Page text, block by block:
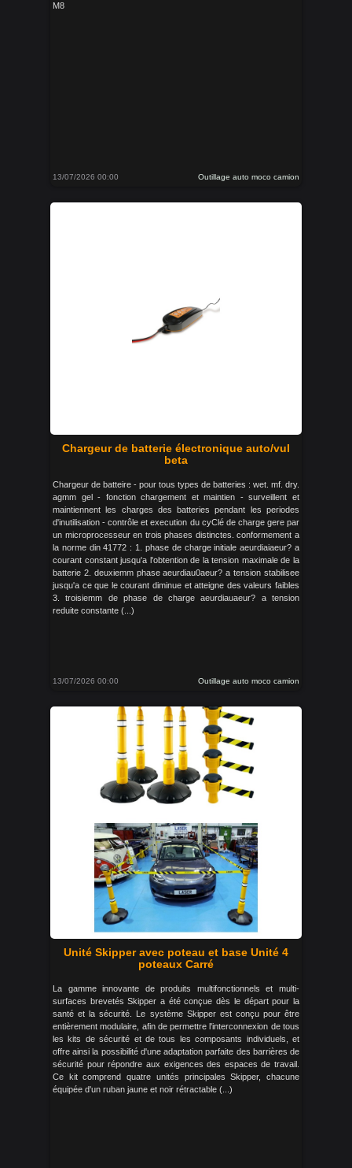
M8
13/07/2026 00:00 Outillage auto moco camion
Chargeur de batterie électronique auto/vul
beta
Chargeur de batteire - pour tous types de batteries : wet. mf. dry.
agmm gel - fonction chargement et maintien - surveillent et
maintiennent les charges des batteries pendant les periodes
d'inutilisation - contrôle et execution du cyClé de charge gere par
un microprocesseur en trois phases distinctes. conformement a
la norme din 41772 : 1. phase de charge initiale aeurdiaiaeur? a
courant constant jusqu'a l'obtention de la tension maximale de la
batterie 2. deuxiemm phase aeurdiau0aeur? a tension stabilisee
jusqu'a ce que le courant diminue et atteigne des valeurs faibles
3. troisiemm de phase de charge aeurdiauaeur? a tension
reduite constante (...)
13/07/2026 00:00 Outillage auto moco camion
Unité Skipper avec poteau et base Unité 4
poteaux Carré
La gamme innovante de produits multifonctionnels et multi-
surfaces brevetés Skipper a été conçue dès le départ pour la
santé et la sécurité. Le système Skipper est conçu pour être
entièrement modulaire, afin de permettre l'interconnexion de tous
les kits de sécurité et de tous les composants individuels, et
offre ainsi la possibilité d'une adaptation parfaite des barrières de
sécurité pour répondre aux exigences des espaces de travail.
Ce kit comprend quatre unités principales Skipper, chacune
équipée d'un ruban jaune et noir rétractable (...)